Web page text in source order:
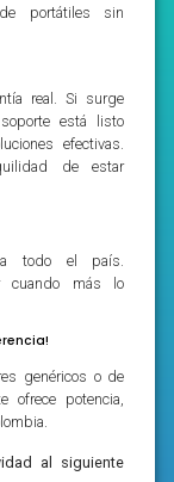
portátiles sin
real. Si surge
está listo
efectivas.
de estar
a todo el país.
cuando más lo
genéricos o de
ofrece potencia,
al siguiente